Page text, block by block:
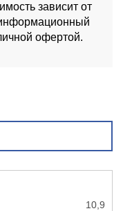
зависит от
офертой.
10,9